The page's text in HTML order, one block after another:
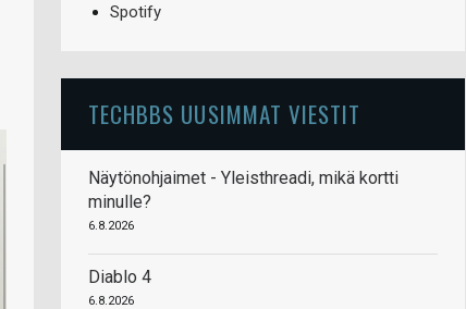
Spotify
TECHBBS UUSIMMAT VIESTIT
Näytönohjaimet - Yleisthreadi, mikä kortti
minulle?
6.8.2026
Diablo 4
6.8.2026